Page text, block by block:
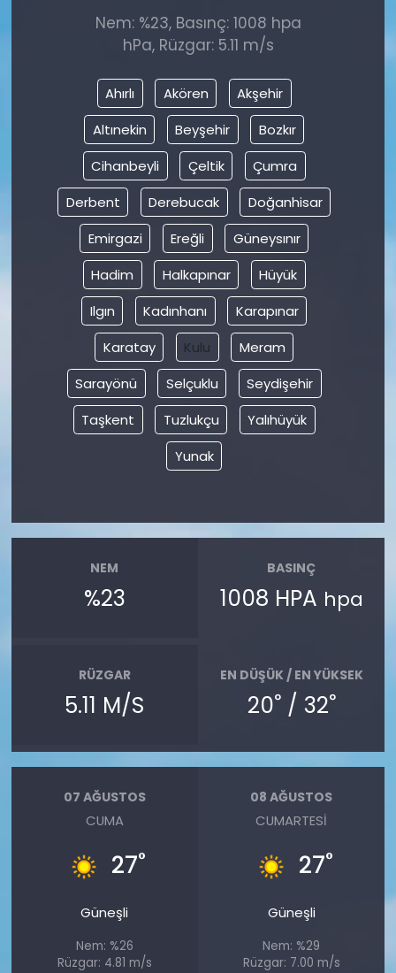
Nem: %23, Basınç: 1008 hpa
hPa, Rüzgar: 5.11 m/s
Ahırlı Akören
Akşehir
Altınekin
Beyşehir
Bozkır
Cihanbeyli
Çeltik
Çumra
Derbent
Derebucak
Doğanhisar
Emirgazi
Ereğli
Güneysınır
Hadim
Halkapınar
Hüyük
Ilgın
Kadınhanı
Karapınar
Karatay
Kulu
Meram
Sarayönü
Selçuklu
Seydişehir
Taşkent
Tuzlukçu
Yalıhüyük
Yunak
NEM
%23
BASINÇ
1008 HPA hpa
RÜZGAR
5.11 M/S
EN DÜŞÜK / EN YÜKSEK
20°/ 32°
07 AĞUSTOS
CUMA
27°
Güneşli
Nem: %26
Rüzgar: 4.81 m/s
08 AĞUSTOS
CUMARTESI
27°
Güneşli
Nem: %29
Rüzgar: 7.00 m/s